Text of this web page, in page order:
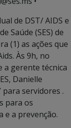
de DST/ AIDS e
Saúde (SES) de
(1) as ações que
Às 9h, no
a gerente técnica
Danielle
para servidores .
para os
e a prevenção.